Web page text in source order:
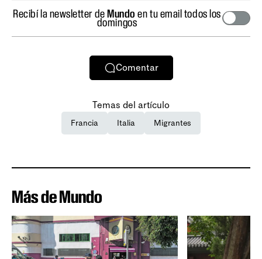
Recibí la newsletter deMundo en tu email todos los
domingos
Comentar
Temas del artículo
Francia Italia Migrantes
Más de Mundo